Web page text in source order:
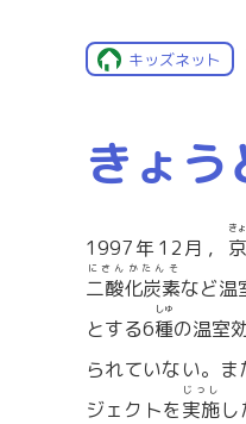
キッズネット
きょう
1997年12月，
き
二酸化炭素
にさんかたんそ
など温
とする6種
しゅ
の温室
られていない。
ジェクトを実施
じっし